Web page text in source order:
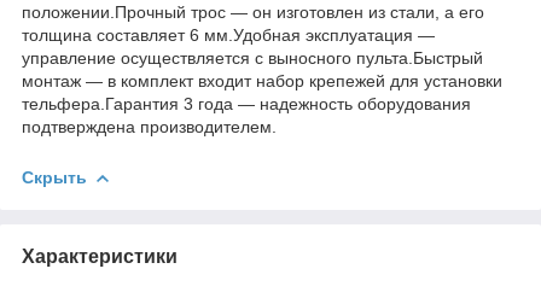
положении.Прочный трос — он изготовлен из стали, а его
толщина составляет 6 мм.Удобная эксплуатация —
управление осуществляется с выносного пульта.Быстрый
монтаж — в комплект входит набор крепежей для установки
тельфера.Гарантия 3 года — надежность оборудования
подтверждена производителем.
Скрыть
Характеристики